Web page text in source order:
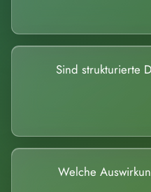
Sind strukturierte
Welche